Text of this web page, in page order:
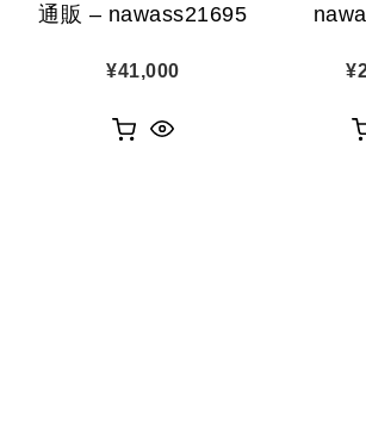
通販 – nawass21695
¥41,000 ¥